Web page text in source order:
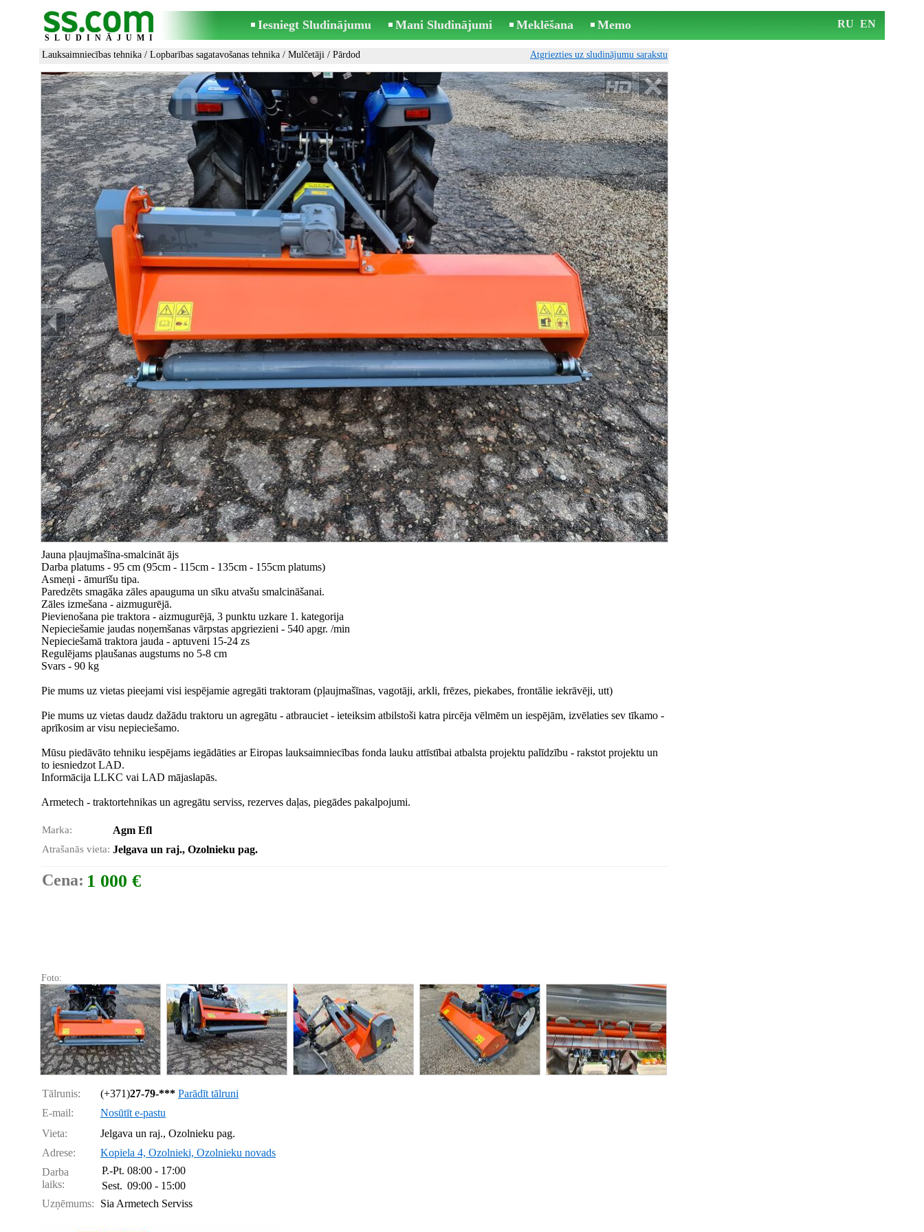
SLUDINĀJUMI
Iesniegt Sludinājumu Mani Sludinājumi Meklēšana Memo RU EN
Lauksaimniecības tehnika / Lopbarības sagatavošanas tehnika / Mulčetāji / Pārdod Atgriezties uz sludinājumu sarakstu
Jauna pļaujmašīna-smalcināt ājs
Darba platums - 95 cm (95cm - 115cm - 135cm - 155cm platums)
Asmeņi - āmurīšu tipa.
Paredzēts smagāka zāles apauguma un sīku atvašu smalcināšanai.
Zāles izmešana - aizmugurējā.
Pievienošana pie traktora - aizmugurējā, 3 punktu uzkare 1. kategorija
Nepieciešamie jaudas noņemšanas vārpstas apgriezieni - 540 apgr. /min
Nepieciešamā traktora jauda - aptuveni 15-24 zs
Regulējams pļaušanas augstums no 5-8 cm
Svars - 90 kg
Pie mums uz vietas pieejami visi iespējamie agregāti traktoram (pļaujmašīnas, vagotāji, arkli, frēzes, piekabes, frontālie iekrāvēji, utt)
Pie mums uz vietas daudz dažādu traktoru un agregātu - atbrauciet - ieteiksim atbilstoši katra pircēja vēlmēm un iespējām, izvēlaties sev tīkamo -
aprīkosim ar visu nepieciešamo.
Mūsu piedāvāto tehniku iespējams iegādāties ar Eiropas lauksaimniecības fonda lauku attīstībai atbalsta projektu palīdzību - rakstot projektu un
to iesniedzot LAD.
Informācija LLKC vai LAD mājaslapās.
Armetech - traktortehnikas un agregātu serviss, rezerves daļas, piegādes pakalpojumi.
Marka: Agm Efl
Atrašanās vieta: Jelgava un raj., Ozolnieku pag.
Cena: 1 000 €
Foto:
Tālrunis: (+371)27-79-*** Parādīt tālruni
E-mail:
Nosūtīt e-pastu
Vieta:
Jelgava un raj., Ozolnieku pag.
Adrese:
Kopiela 4, Ozolnieki, Ozolnieku novads
Darba
laiks:
P.-Pt. 08:00 - 17:00
Sest. 09:00 - 15:00
Uzņēmums:
Sia Armetech Serviss